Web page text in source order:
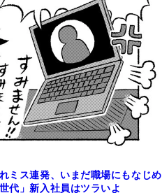
ミス連発、いまだ職場にもなじめ
代」新入社員はツラいよ